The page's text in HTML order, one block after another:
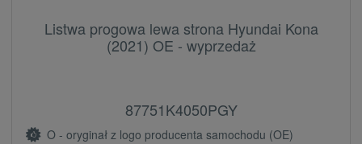
Listwa progowa lewa strona Hyundai Kona
(2021) OE - wyprzedaż
87751K4050PGY
O - oryginał z logo producenta samochodu (OE)